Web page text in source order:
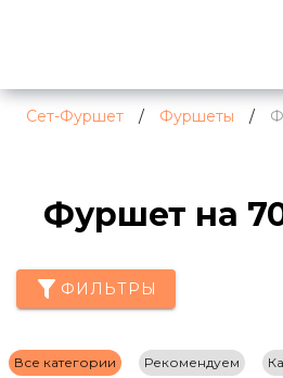
Сет-Фуршет / Фуршеты /
Фуршет на
ФИЛЬТРЫ
Все категории Рекомендуем